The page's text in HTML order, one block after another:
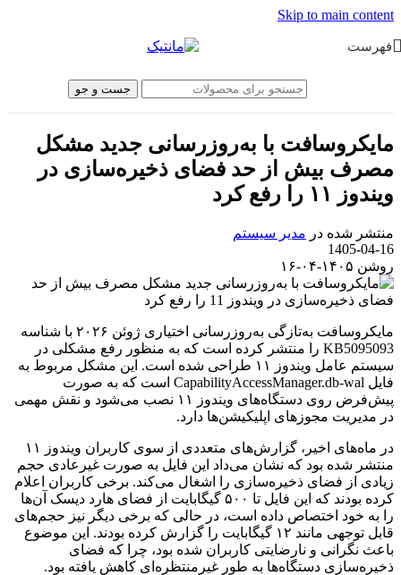
Skip to main content
فهرست
جست و جو
مایکروسافت با به‌روزرسانی جدید مشکل
مصرف بیش از حد فضای ذخیره‌سازی در
ویندوز ۱۱ را رفع کرد
منتشر شده در مدیر سیستم
1405-04-16
روشن ۱۴۰۵-۰۴-۱۶
مایکروسافت به‌تازگی به‌روزرسانی اختیاری ژوئن ۲۰۲۶ با شناسه
KB5095093 را منتشر کرده است که به منظور رفع مشکلی در
سیستم عامل ویندوز ۱۱ طراحی شده است. این مشکل مربوط به
فایل CapabilityAccessManager.db-wal است که به صورت
پیش‌فرض روی دستگاه‌های ویندوز ۱۱ نصب می‌شود و نقش مهمی
در مدیریت مجوزهای اپلیکیشن‌ها دارد.
در ماه‌های اخیر، گزارش‌های متعددی از سوی کاربران ویندوز ۱۱
منتشر شده بود که نشان می‌داد این فایل به صورت غیرعادی حجم
زیادی از فضای ذخیره‌سازی را اشغال می‌کند. برخی کاربران اعلام
کرده بودند که این فایل تا ۵۰۰ گیگابایت از فضای هارد دیسک آن‌ها
را به خود اختصاص داده است، در حالی که برخی دیگر نیز حجم‌های
قابل توجهی مانند ۱۲ گیگابایت را گزارش کرده بودند. این موضوع
باعث نگرانی و نارضایتی کاربران شده بود، چرا که فضای
ذخیره‌سازی دستگاه‌ها به طور غیرمنتظره‌ای کاهش یافته بود.